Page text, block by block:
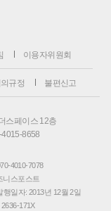
이용자위원회
규정 불편신고
스페이스 12층
4015-8658
4010-7078
니스포스트
행일자: 2013년 12월 2일
2636-171X